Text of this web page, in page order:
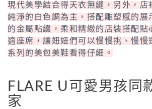
現代美學結合得天衣無縫，另外，店
純淨的白色調為主，搭配雕塑感的展
的金屬點綴，柔和精緻的店裝搭配貼
適座席，讓妞妞們可以慢慢挑、慢慢
系列的美包美鞋看得仔細。
FLARE U可愛男孩同
家